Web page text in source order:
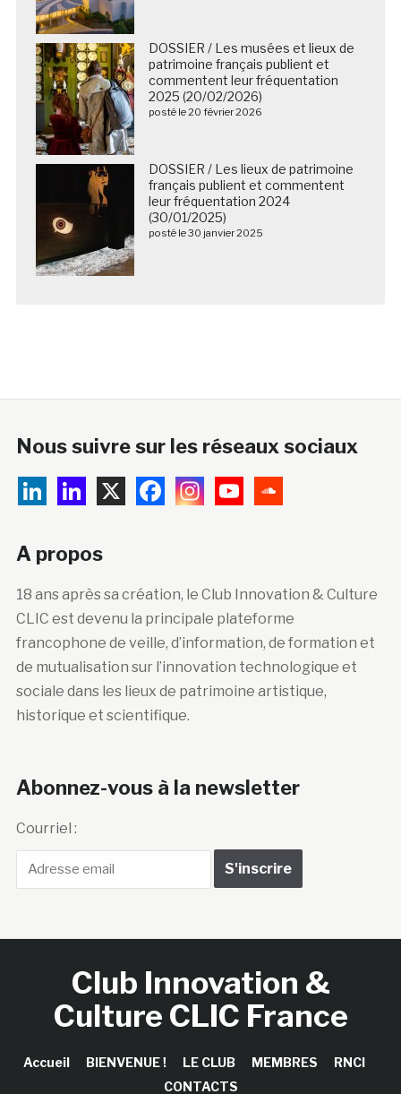
DOSSIER / Les musées et lieux de
patrimoine français publient et
commentent leur fréquentation
2025 (20/02/2026)
posté le 20 février 2026
DOSSIER / Les lieux de patrimoine
français publient et commentent
leur fréquentation 2024
(30/01/2025)
posté le 30 janvier 2025
Nous suivre sur les réseaux sociaux
A propos
18 ans après sa création, le Club Innovation & Culture
CLIC est devenu la principale plateforme
francophone de veille, d’information, de formation et
de mutualisation sur l’innovation technologique et
sociale dans les lieux de patrimoine artistique,
historique et scientifique.
Abonnez-vous à la newsletter
Courriel :
Club Innovation &
Culture CLIC France
Accueil BIENVENUE ! LE CLUB MEMBRES
RNCI
CONTACTS